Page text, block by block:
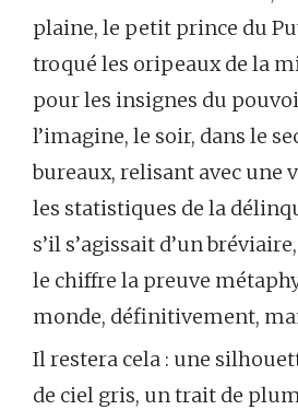
plaine, le petit prince du
troqué les oripeaux de la
pour les insignes du
l’imagine, le soir, dans le
bureaux, relisant avec une
les statistiques de la
s’il s’agissait d’un
le chiffre la preuve
monde, définitivement,
Il restera cela : une
de ciel gris, un trait de